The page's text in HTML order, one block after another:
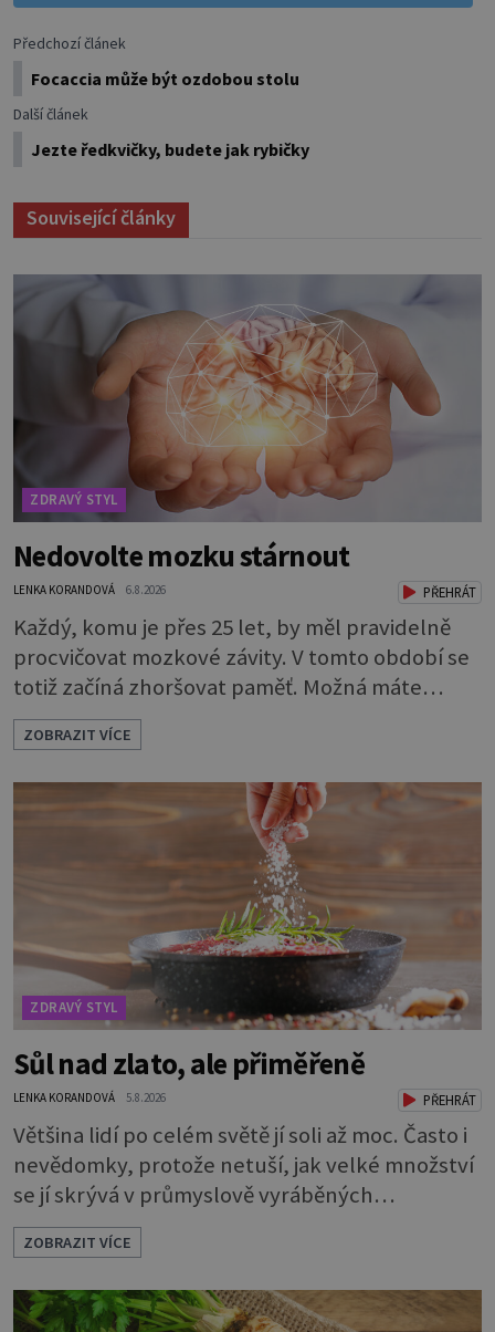
Předchozí článek
Focaccia může být ozdobou stolu
Další článek
Jezte ředkvičky, budete jak rybičky
Související články
ZDRAVÝ STYL
Nedovolte mozku stárnout
LENKA KORANDOVÁ 6.8.2026 PŘEHRÁT
Každý, komu je přes 25 let, by měl pravidelně
procvičovat mozkové závity. V tomto období se
totiž začíná zhoršovat paměť. Možná máte
problém vzpomenout si na jméno kolegy z
práce. Nebo marně v paměti lovíte název
knížky, kterou jste nedávno přečetli. Je to
opravdu tak, s věkem jako kdyby se paměť
Procvičujte mozkové závity. Není to nijak slož
ZOBRAZIT VÍCE
ZDRAVÝ STYL
Sůl nad zlato, ale přiměřeně
LENKA KORANDOVÁ 5.8.2026 PŘEHRÁT
Většina lidí po celém světě jí soli až moc. Často i
nevědomky, protože netuší, jak velké množství
se jí skrývá v průmyslově vyráběných
potravinách, dokonce i těch sladkých. Sůl je
zdravá Ale v ani ne třetinovém množství, než je
pro většinu populace běžné. Její základní
složky– sodík a chlór – jsou zásadní pro správné
ZOBRAZIT VÍCE